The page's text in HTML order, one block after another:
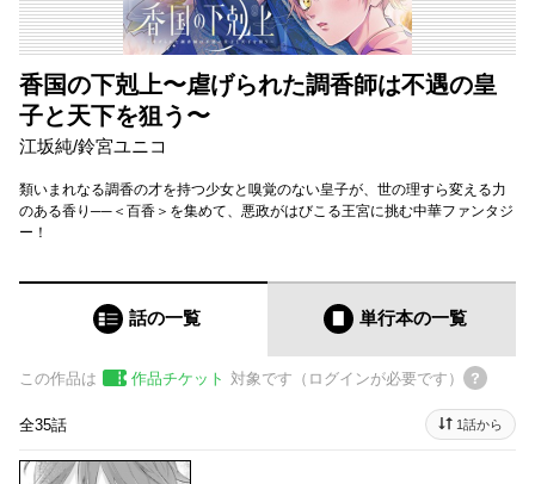
香国の下剋上〜虐げられた調香師は不遇の皇
子と天下を狙う〜
江坂純/鈴宮ユニコ
類いまれなる調香の才を持つ少女と嗅覚のない皇子が、世の理すら変える力
のある香り──＜百香＞を集めて、悪政がはびこる王宮に挑む中華ファンタジ
ー！
話の一覧 単行本の一覧
この作品は 作品チケット 対象です（ログインが必要です）
全35話 1話から